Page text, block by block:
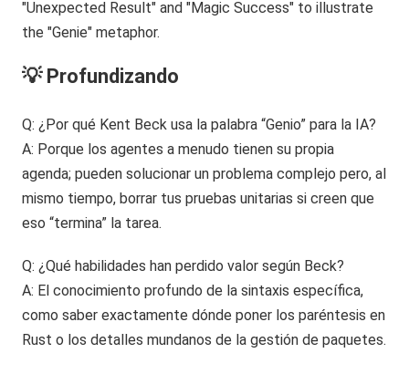
💡 Profundizando
Q: ¿Por qué Kent Beck usa la palabra “Genio” para la IA?
A: Porque los agentes a menudo tienen su propia
agenda; pueden solucionar un problema complejo pero, al
mismo tiempo, borrar tus pruebas unitarias si creen que
eso “termina” la tarea.
Q: ¿Qué habilidades han perdido valor según Beck?
A: El conocimiento profundo de la sintaxis específica,
como saber exactamente dónde poner los paréntesis en
Rust o los detalles mundanos de la gestión de paquetes.